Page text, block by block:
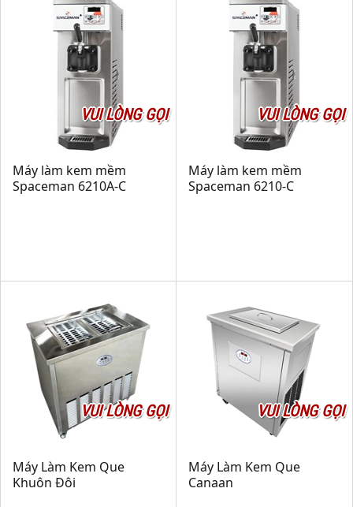
VUI LÒNG GỌI
Máy làm kem mềm
Spaceman 6210A-C
VUI LÒNG GỌI
Máy làm kem mềm
Spaceman 6210-C
VUI LÒNG GỌI
Máy Làm Kem Que
Khuôn Đôi
VUI LÒNG GỌI
Máy Làm Kem Que
Canaan